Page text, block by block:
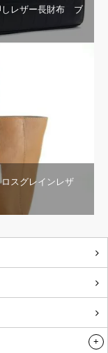
しレザー長財布 ブ
スグレインレザ